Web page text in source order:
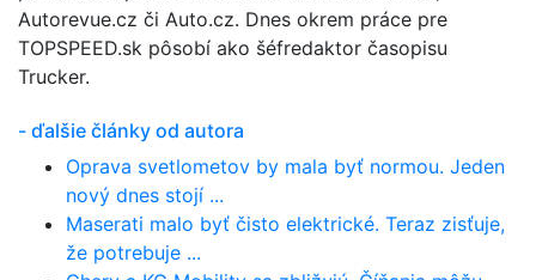
Autorevue.cz či Auto.cz. Dnes okrem práce pre
TOPSPEED.sk pôsobí ako šéfredaktor časopisu
Trucker.
- ďalšie články od autora
Oprava svetlometov by mala byť normou. Jeden
nový dnes stojí ...
Maserati malo byť čisto elektrické. Teraz zisťuje,
že potrebuje ...